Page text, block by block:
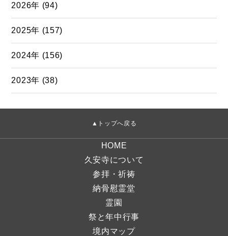
2026年 (94)
2025年 (157)
2024年 (156)
2023年 (38)
▲トップへ戻る
HOME
久安寺について
参拝・祈祷
納骨慰霊堂
霊園
祭と年中行事
境内マップ